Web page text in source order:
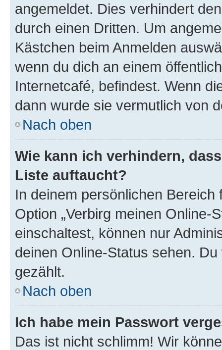
angemeldet. Dies verhindert
durch einen Dritten. Um
Kästchen beim Anmelden
wenn du dich an einem
Internetcafé, befindest. Wenn
dann wurde sie vermutlich von
Nach oben
Wie kann ich verhindern,
Liste auftaucht?
In deinem persönlichen
Option „Verbirg meinen Online-
einschaltest, können nur
deinen Online-Status sehen.
gezählt.
Nach oben
Ich habe mein Passwort
Das ist nicht schlimm! Wir